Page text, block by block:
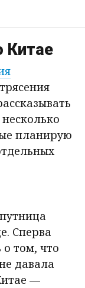
Китае
планирую
Сперва
том, что
давала
—